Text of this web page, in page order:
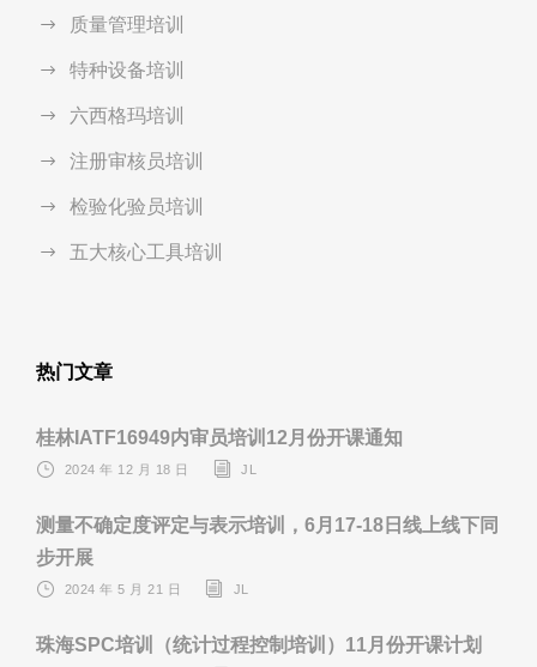
质量管理培训
特种设备培训
六西格玛培训
注册审核员培训
检验化验员培训
五大核心工具培训
热门文章
桂林IATF16949内审员培训12月份开课通知
2024 年 12 月 18 日 JL
测量不确定度评定与表示培训，6月17-18日线上线下同
步开展
2024 年 5 月 21 日 JL
珠海SPC培训（统计过程控制培训）11月份开课计划